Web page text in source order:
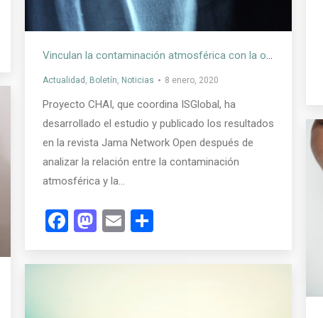
Vinculan la contaminación atmosférica con la osteoporosis
Actualidad , Boletín, Noticias 8 enero, 2020
Proyecto CHAI, que coordina ISGlobal, ha
desarrollado el estudio y publicado los resultados
en la revista Jama Network Open después de
analizar la relación entre la contaminación
atmosférica y la…
Facebook
Mastodon
Email